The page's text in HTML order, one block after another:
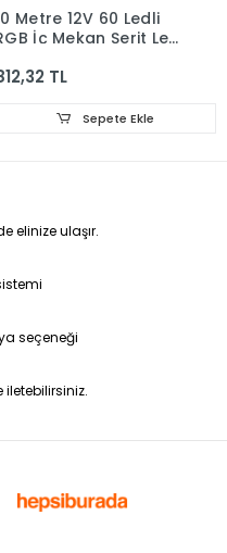
Metre 12V 60 Ledli
İç Mekan Şerit Led
Sese ve
Kontrol Üniteli Set
TL
Sepete Ekle
elinize ulaşır.
seçeneği
iletebilirsiniz.